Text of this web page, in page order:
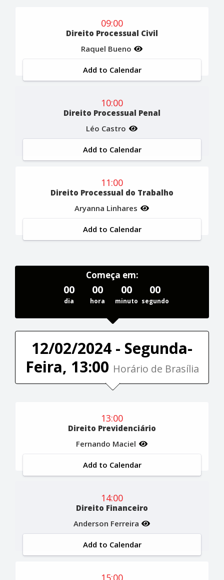
09:00
Direito Processual Civil
Raquel Bueno
Add to Calendar
10:00
Direito Processual Penal
Léo Castro
Add to Calendar
11:00
Direito Processual do Trabalho
Aryanna Linhares
Add to Calendar
Começa em:
00
dia
00
hora
00
minuto
00
segundo
12/02/2024 - Segunda-
Feira, 13:00 Horário de Brasília
13:00
Direito Previdenciário
Fernando Maciel
Add to Calendar
14:00
Direito Financeiro
Anderson Ferreira
Add to Calendar
15:00